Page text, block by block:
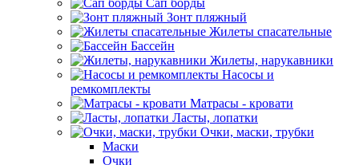
Сап борды
Зонт пляжный
Жилеты спасательные
Бассейн
Жилеты, нарукавники
Насосы и
ремкомплекты
Матрасы - кровати
Ласты, лопатки
Очки, маски, трубки
Маски
Очки